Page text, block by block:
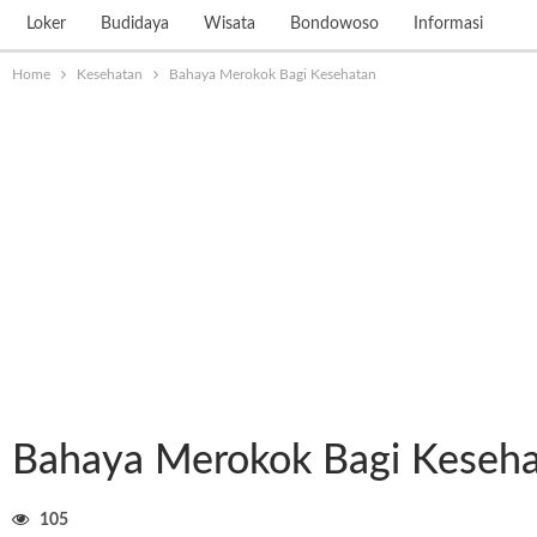
Loker Budidaya Wisata Bondowoso Informasi
Home Kesehatan Bahaya Merokok Bagi Kesehatan
Bahaya Merokok Bagi
105